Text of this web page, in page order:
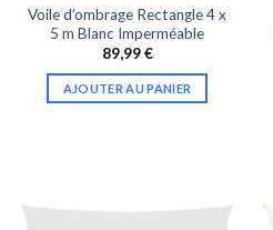
Voile d’ombrage Rectangle 4 x
5 m Blanc Imperméable
89,99€
AJOUTER AU PANIER